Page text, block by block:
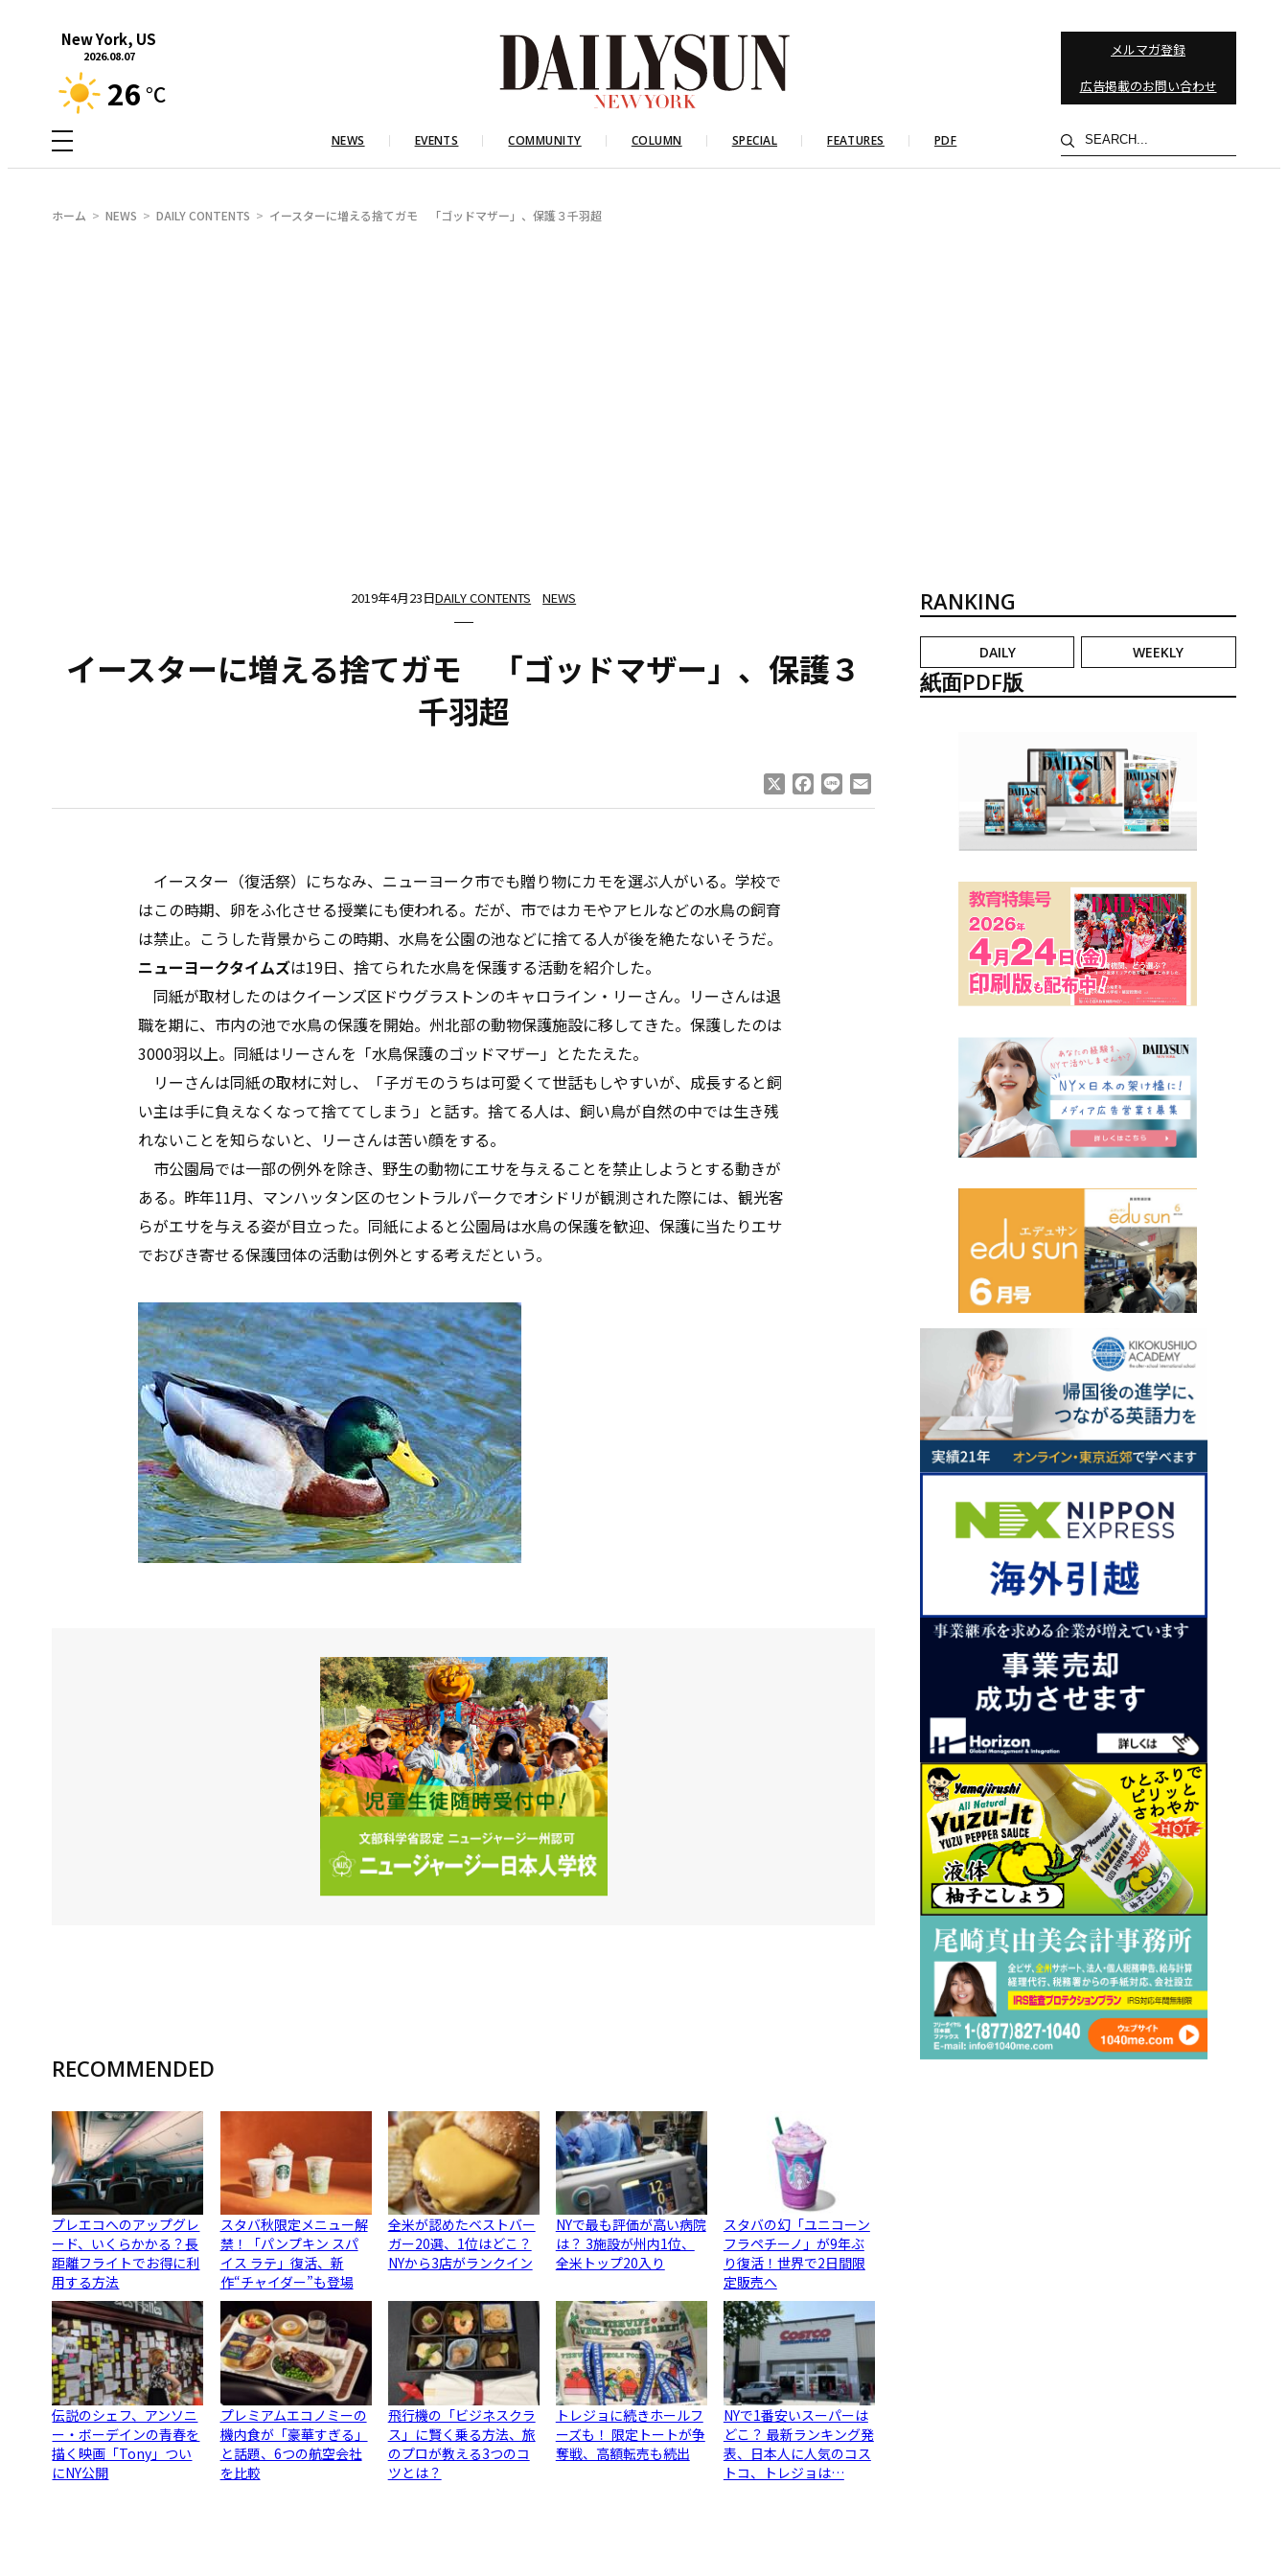
New York, US
2026.08.07
26 °C
メルマガ登録
広告掲載のお問い合わせ
NEWS EVENTS COMMUNITY COLUMN SPECIAL FEATURES PDF
検
索
ホーム NEWS DAILY CONTENTS イースターに増える捨てガモ 「ゴッドマザー」、保護３千羽超
2019年4月23日DAILY CONTENTS NEWS
イースターに増える捨てガモ 「ゴッドマザー」、保護３
千羽超
Facebook
Line
イースター（復活祭）にちなみ、ニューヨーク市でも贈り物にカモを選ぶ人がいる。学校で
はこの時期、卵をふ化させる授業にも使われる。だが、市ではカモやアヒルなどの水鳥の飼育
は禁止。こうした背景からこの時期、水鳥を公園の池などに捨てる人が後を絶たないそうだ。
ニューヨークタイムズは19日、捨てられた水鳥を保護する活動を紹介した。
同紙が取材したのはクイーンズ区ドウグラストンのキャロライン・リーさん。リーさんは退
職を期に、市内の池で水鳥の保護を開始。州北部の動物保護施設に移してきた。保護したのは
3000羽以上。同紙はリーさんを「水鳥保護のゴッドマザー」とたたえた。
リーさんは同紙の取材に対し、「子ガモのうちは可愛くて世話もしやすいが、成長すると飼
い主は手に負えなくなって捨ててしまう」と話す。捨てる人は、飼い鳥が自然の中では生き残
れないことを知らないと、リーさんは苦い顔をする。
市公園局では一部の例外を除き、野生の動物にエサを与えることを禁止しようとする動きが
ある。昨年11月、マンハッタン区のセントラルパークでオシドリが観測された際には、観光客
らがエサを与える姿が目立った。同紙によると公園局は水鳥の保護を歓迎、保護に当たりエサ
でおびき寄せる保護団体の活動は例外とする考えだという。
RECOMMENDED
プレエコへのアップグレ
ード、いくらかかる？長
距離フライトでお得に利
用する方法
スタバ秋限定メニュー解
禁！「パンプキン スパ
イス ラテ」復活、新
作“チャイダー”も登場
全米が認めたベストバー
ガー20選、1位はどこ？
NYから3店がランクイン
NYで最も評価が高い病院
は？ 3施設が州内1位、
全米トップ20入り
スタバの幻「ユニコーン
フラペチーノ」が9年ぶ
り復活！世界で2日間限
定販売へ
伝説のシェフ、アンソニ
ー・ボーデインの青春を
描く映画「Tony」つい
にNY公開
プレミアムエコノミーの
機内食が「豪華すぎる」
と話題、6つの航空会社
を比較
飛行機の「ビジネスクラ
ス」に賢く乗る方法、旅
のプロが教える3つのコ
ツとは？
トレジョに続きホールフ
ーズも！ 限定トートが争
奪戦、高額転売も続出
NYで1番安いスーパーは
どこ？ 最新ランキング発
表、日本人に人気のコス
トコ、トレジョは…
RANKING
DAILY WEEKLY
紙面PDF版